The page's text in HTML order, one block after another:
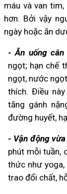
máu và van
hơn. Bởi vậy
ngày hoặc ăn
- Ăn uống cân
ngọt; hạn chế
ngọt, nước
thích. Điều
tăng gánh
đường huyết,
- Vận động
phút mỗi tuần,
thức như
trao đổi chất,